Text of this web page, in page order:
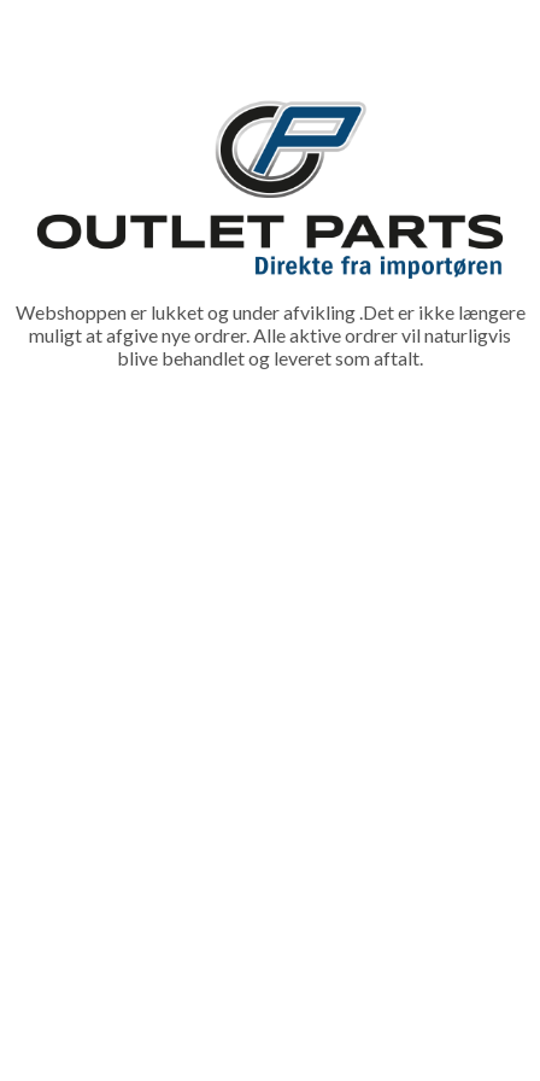
Webshoppen er lukket og under afvikling .Det er ikke længere
muligt at afgive nye ordrer. Alle aktive ordrer vil naturligvis
blive behandlet og leveret som aftalt.